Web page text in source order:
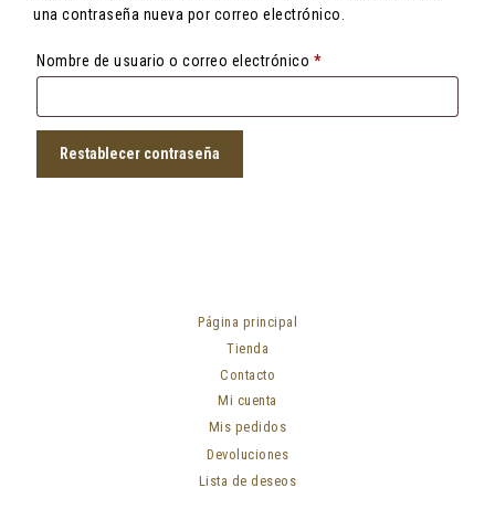
una contraseña nueva por correo electrónico.
Nombre de usuario o correo electrónico *Obligatorio
Restablecer contraseña
Página principal
Tienda
Contacto
Mi cuenta
Mis pedidos
Devoluciones
Lista de deseos